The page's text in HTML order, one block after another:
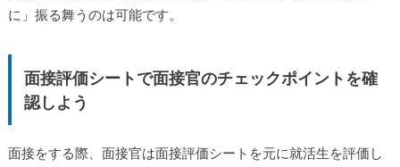
に」振る舞うのは可能です。
面接評価シートで面接官のチェックポイントを確
認しよう
面接をする際、面接官は面接評価シートを元に就活生を評価し